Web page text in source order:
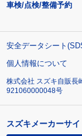
車検/点検/整備予約
安全データシート
個人情報について
株式会社 スズキ自販長
921060000048号
スズキメーカーサイ